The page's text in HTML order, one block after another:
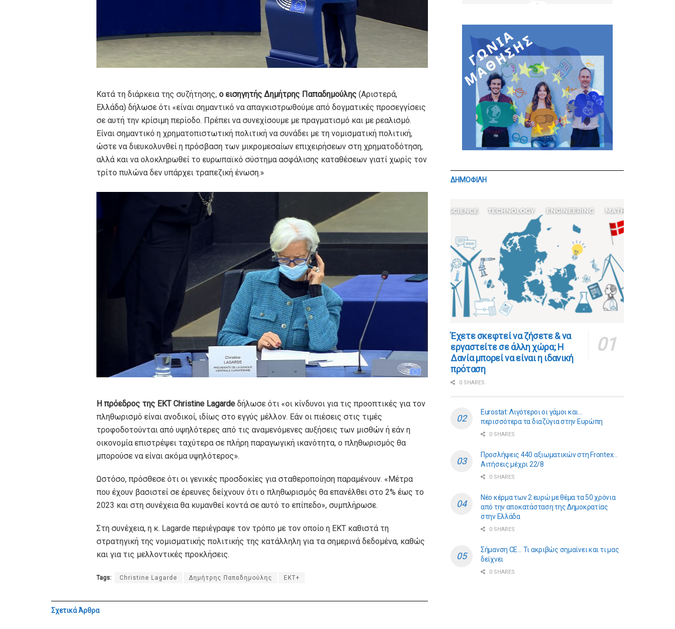
Κατά τη διάρκεια της συζήτησης, ο εισηγητής Δημήτρης Παπαδημούλης (Αριστερά,
Ελλάδα) δήλωσε ότι «είναι σημαντικό να απαγκιστρωθούμε από δογματικές προσεγγίσεις
σε αυτή την κρίσιμη περίοδο. Πρέπει να συνεχίσουμε με πραγματισμό και με ρεαλισμό.
Είναι σημαντικό η χρηματοπιστωτική πολιτική να συνάδει με τη νομισματική πολιτική,
ώστε να διευκολυνθεί η πρόσβαση των μικρομεσαίων επιχειρήσεων στη χρηματοδότηση,
αλλά και να ολοκληρωθεί το ευρωπαϊκό σύστημα ασφάλισης καταθέσεων γιατί χωρίς τον
τρίτο πυλώνα δεν υπάρχει τραπεζική ένωση.»
Η πρόεδρος της ΕΚΤ Christine Lagarde δήλωσε ότι «οι κίνδυνοι για τις προοπτικές για τον
πληθωρισμό είναι ανοδικοί, ιδίως στο εγγύς μέλλον. Εάν οι πιέσεις στις τιμές
τροφοδοτούνται από υψηλότερες από τις αναμενόμενες αυξήσεις των μισθών ή εάν η
οικονομία επιστρέψει ταχύτερα σε πλήρη παραγωγική ικανότητα, ο πληθωρισμός θα
μπορούσε να είναι ακόμα υψηλότερος».
Ωστόσο, πρόσθεσε ότι οι γενικές προσδοκίες για σταθεροποίηση παραμένουν. «Μέτρα
που έχουν βασιστεί σε έρευνες δείχνουν ότι ο πληθωρισμός θα επανέλθει στο 2% έως το
2023 και στη συνέχεια θα κυμανθεί κοντά σε αυτό το επίπεδο», συμπλήρωσε.
Στη συνέχεια, η κ. Lagarde περιέγραψε τον τρόπο με τον οποίο η ΕΚΤ καθιστά τη
στρατηγική της νομισματικής πολιτικής της κατάλληλη για τα σημερινά δεδομένα, καθώς
και για τις μελλοντικές προκλήσεις.
Tags: Christine Lagarde Δημήτρης Παπαδημούλης ΕΚΤ+
ΣχετικάΆρθρα
ΔΗΜΟΦΙΛΗ
​​Έχετε σκεφτεί να ζήσετε & να
εργαστείτε σε άλλη χώρα; Η
Δανία μπορεί να είναι η ιδανική
πρόταση
0 SHARES
Eurostat: Λιγότεροι οι γάμοι και…
περισσότερα τα διαζύγια στην Ευρώπη
0 SHARES
Προσλήψεις 440 αξιωματικών στη Frontex…
Αιτήσεις μέχρι 22/8
0 SHARES
Νέο κέρμα των 2 ευρώ με θέμα τα 50 χρόνια
από την αποκατάσταση της Δημοκρατίας
στην Ελλάδα
0 SHARES
Σήμανση CE… Τι ακριβώς σημαίνει και τι μας
δείχνει
0 SHARES